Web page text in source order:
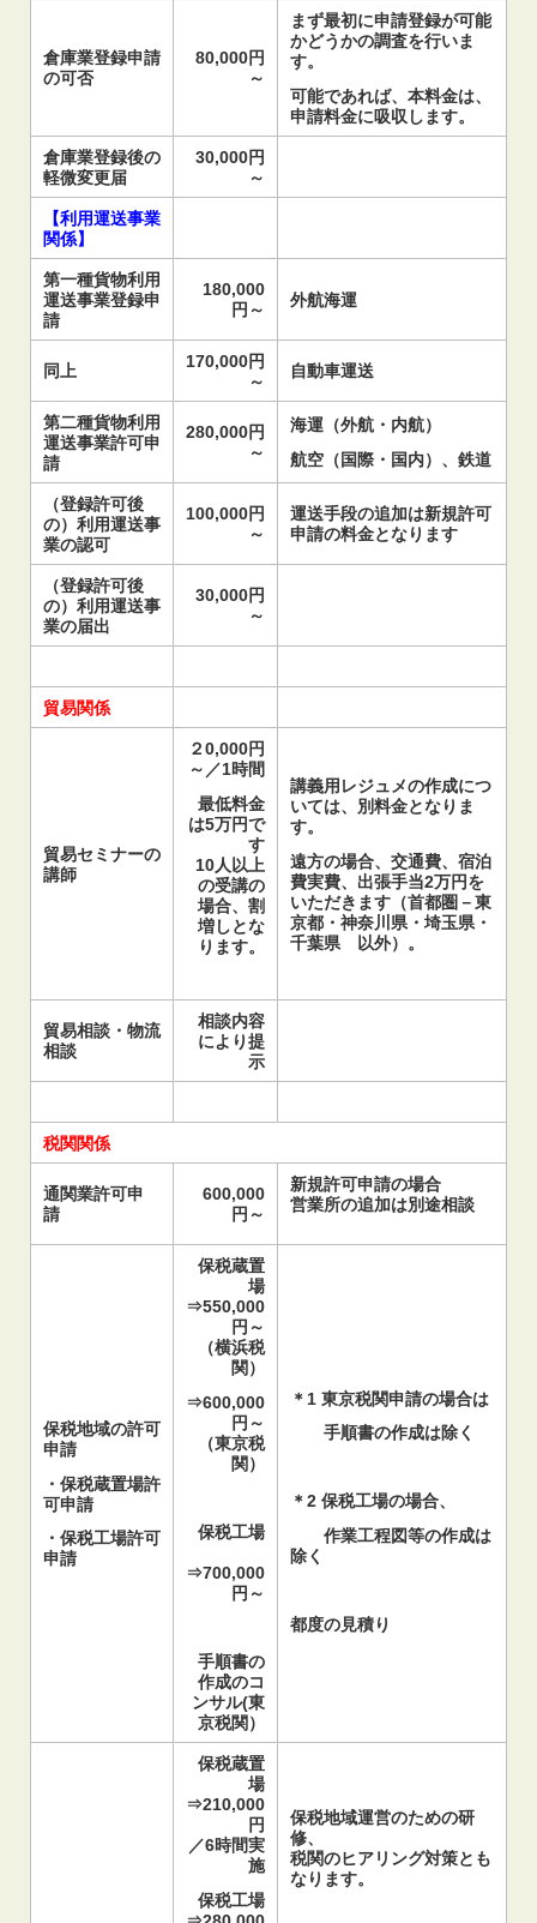
倉庫業登録申請
の可否
80,000円
～
まず最初に申請登録が可能
かどうかの調査を行いま
す。
可能であれば、本料金は、
申請料金に吸収します。
倉庫業登録後の
軽微変更届
30,000円
～
【利用運送事業
関係】
第一種貨物利用
運送事業登録申
請
180,000
円～
外航海運
同上
170,000円
～
自動車運送
第二種貨物利用
運送事業許可申
請
280,000円
～
海運（外航・内航）
航空（国際・国内）、鉄道
（登録許可後
の）利用運送事
業の認可
100,000円
～
運送手段の追加は新規許可
申請の料金となります
（登録許可後
の） 利用運送事
業の届出
30,000円
～
貿易関係
貿易セミナーの
講師
２0,000円
～／1時間
最低料金
は5万円で
す
10人以上
の受講の
場合、割
増しとな
ります。
講義用レジュメの作成につ
いては、別料金となりま
す。
遠方の場合、交通費、宿泊
費実費、出張手当2万円を
いただきます（首都圏－東
京都・神奈川県・埼玉県・
千葉県 以外）。
貿易相談・物流
相談
相談内容
により提
示
税関関係
通関業許可申
請
600,000
円～
新規許可申請の場合
営業所の追加は別途相談
保税地域の許可
申請
・保税蔵置場許
可申請
・保税工場許可
申請
保税蔵置
場
⇒550,000
円～
（横浜税
関）
⇒600,000
円～
（東京税
関）
保税工場
⇒700,000
円～
手順書の
作成のコ
ンサル(東
京税関）
＊1 東京税関申請の場合は
手順書の作成は除く
＊2 保税工場の場合、
作業工程図等の作成は
除く
都度の見積り
保税蔵置
場
⇒210,000
円
／6時間実
施
保税工場
保税地域運営のための研
修、
税関のヒアリング対策とも
なります。